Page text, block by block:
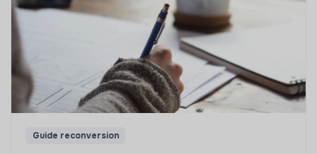
Guide reconversion